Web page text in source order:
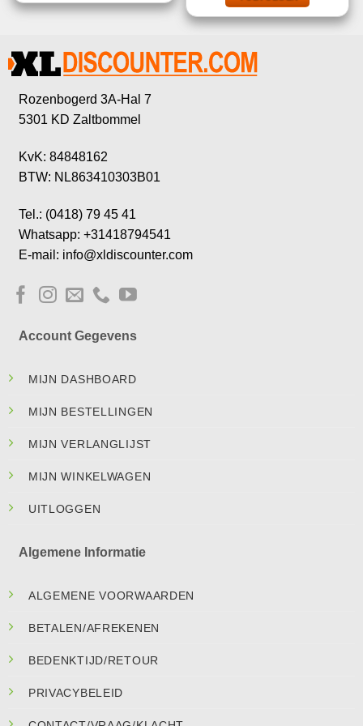
Rozenbogerd 3A-Hal 7
5301 KD Zaltbommel
KvK: 84848162
BTW: NL863410303B01
Tel.: (0418) 79 45 41
Whatsapp: +31418794541
E-mail: info@xldiscounter.com
Account Gegevens
MIJN DASHBOARD
MIJN BESTELLINGEN
MIJN VERLANGLIJST
MIJN WINKELWAGEN
UITLOGGEN
Algemene Informatie
ALGEMENE VOORWAARDEN
BETALEN/AFREKENEN
BEDENKTIJD/RETOUR
PRIVACYBELEID